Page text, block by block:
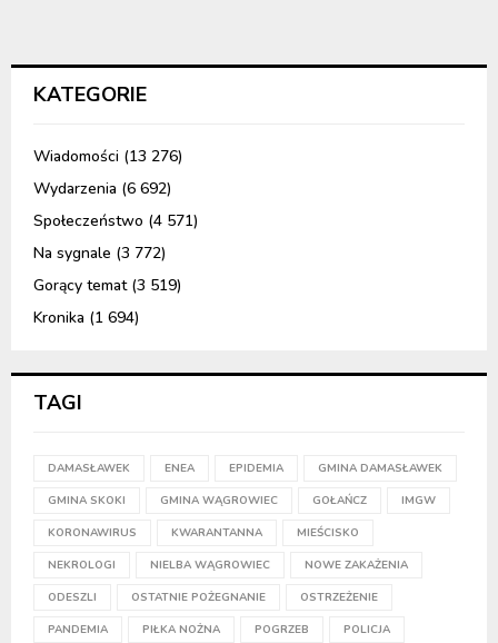
KATEGORIE
Wiadomości (13 276)
Wydarzenia (6 692)
Społeczeństwo (4 571)
Na sygnale (3 772)
Gorący temat(3 519)
Kronika (1 694)
TAGI
DAMASŁAWEK ENEA EPIDEMIA GMINA DAMASŁAWEK
GMINA SKOKI GMINA WĄGROWIEC GOŁAŃCZ IMGW
KORONAWIRUS KWARANTANNA MIEŚCISKO
NEKROLOGI NIELBA WĄGROWIEC NOWE ZAKAŻENIA
ODESZLI OSTATNIE POŻEGNANIE OSTRZEŻENIE
PANDEMIA PIŁKA NOŻNA POGRZEB POLICJA